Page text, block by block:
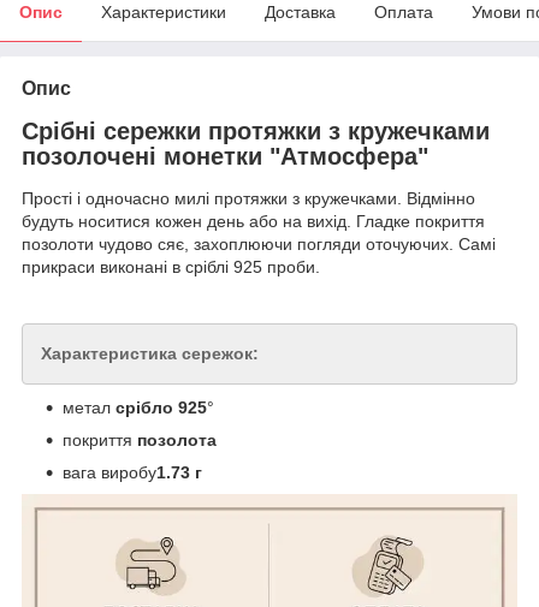
Опис Характеристики Доставка Оплата Умови
Опис
Срібні сережки протяжки з кружечками
позолочені монетки "Атмосфера"
Прості і одночасно милі протяжки з кружечками. Відмінно
будуть носитися кожен день або на вихід. Гладке покриття
позолоти чудово сяє, захоплюючи погляди оточуючих. Самі
прикраси виконані в сріблі 925 проби.
Характеристика сережок:
метал срібло 925°
покриття позолота
вага виробу1.73 г